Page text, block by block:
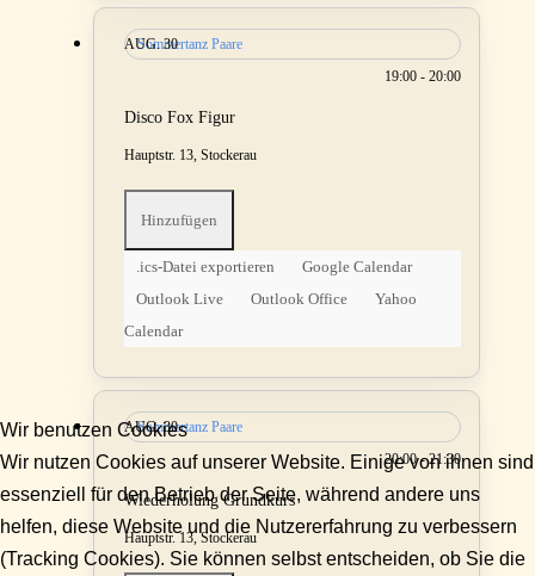
Sommertanz Paare
AUG.30
19:00 - 20:00
Disco Fox Figur
Hauptstr. 13, Stockerau
Hinzufügen
.ics-Datei exportieren
Google Calendar
Outlook Live
Outlook Office
Yahoo
Calendar
Sommertanz Paare
AUG.30
20:00 - 21:30
Wiederholung Grundkurs
Hauptstr. 13, Stockerau
Wir benutzen Cookies
Wir nutzen Cookies auf unserer Website. Einige von ihnen sind
essenziell für den Betrieb der Seite, während andere uns
helfen, diese Website und die Nutzererfahrung zu verbessern
(Tracking Cookies). Sie können selbst entscheiden, ob Sie die